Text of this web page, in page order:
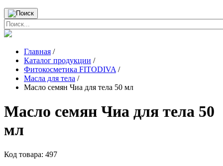
Главная /
Каталог продукции /
Фитокосметика FITODIVA /
Масла для тела /
Масло семян Чиа для тела 50 мл
Масло семян Чиа для тела 50
мл
Код товара: 497